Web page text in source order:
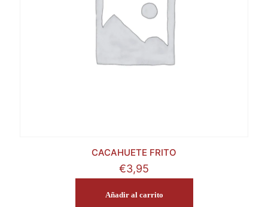
CACAHUETE FRITO
€3,95
Añadir al carrito